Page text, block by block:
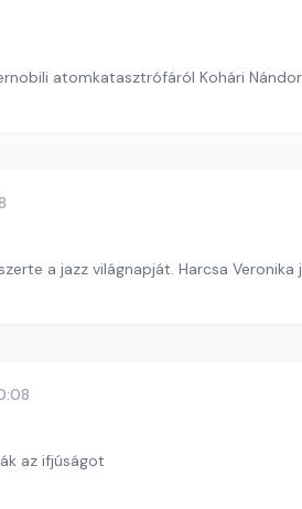
atomkatasztrófáról Kohári
a jazz világnapját. Harcsa Veronika
az ifjúságot